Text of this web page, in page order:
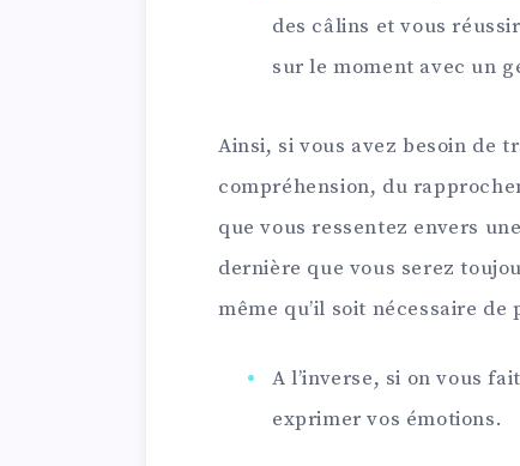
des câlins et vous
sur le moment avec un
Ainsi, si vous avez besoin de
compréhension, du
que vous ressentez envers
dernière que vous serez
même qu’il soit nécessaire de
A l’inverse, si on vous
exprimer vos émotions.